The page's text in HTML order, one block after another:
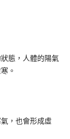
態，人體的陽氣
。
，也會形成虛